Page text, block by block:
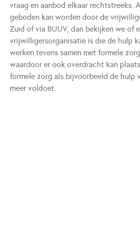
vraag en aanbod elkaar rechtstreeks.
geboden kan worden door de
Zuid of via BUUV, dan bekijken we of
vrijwilligersorganisatie is die de hulp
werken tevens samen met formele
waardoor er ook overdracht kan
formele zorg als bijvoorbeeld de hulp
meer voldoet.